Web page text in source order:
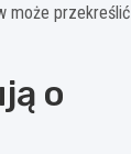
może przekreślić
o